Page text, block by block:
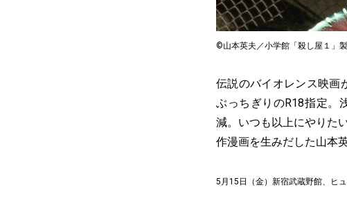
©山本英夫／小学館「殺し屋１」
伝説のバイオレンス映画
ぶっちぎりのR18指定。
減。いつも以上にやりた
作漫画を生みだした山本
5月15日（金）新宿武蔵野館、ヒ